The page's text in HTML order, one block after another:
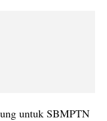
untuk SBMPTN